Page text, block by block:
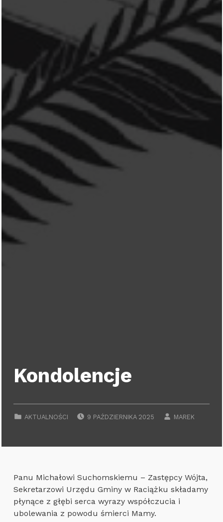
Kondolencje
AKTUALNOŚCI
POSTED ON:
9 PAŹDZIERNIKA 2025 MAREK
Panu Michałowi Suchomskiemu – Zastępcy Wójta,
Sekretarzowi Urzędu Gminy w Raciążku składamy
płynące z głębi serca wyrazy współczucia i
ubolewania z powodu śmierci Mamy.